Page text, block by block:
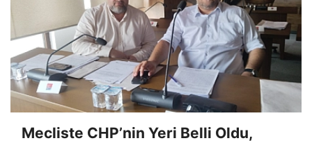
Mecliste CHP’nin Yeri Belli Oldu,